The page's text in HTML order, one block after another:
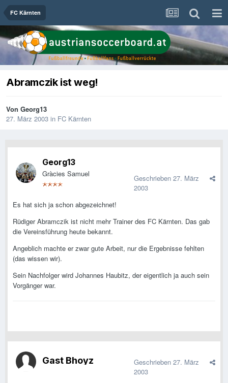
FC Kärnten
Abramczik ist weg!
Von Georg13
27. März 2003 in FC Kärnten
Georg13
Gràcies Samuel Geschrieben 27. März
2003
Es hat sich ja schon abgezeichnet!
Rüdiger Abramczik ist nicht mehr Trainer des FC Kärnten. Das gab
die Vereinsführung heute bekannt.
Angeblich machte er zwar gute Arbeit, nur die Ergebnisse fehlten
(das wissen wir).
Sein Nachfolger wird Johannes Haubitz, der eigentlich ja auch sein
Vorgänger war.
Gast Bhoyz Geschrieben 27. März
2003